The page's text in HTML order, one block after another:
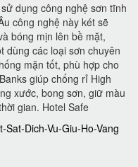
dụng công nghệ sơn tĩnh
công nghệ này két sẽ
bóng mịn lên bề mặt,
dùng các loại sơn chuyên
mặn tốt, phù hợp cho
giúp chống rỉ High
xước, bong sơn, giữ màu
gian. Hotel Safe